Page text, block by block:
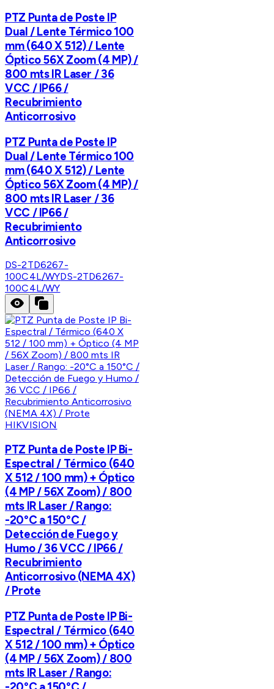
PTZ Punta de Poste IP
Dual / Lente Térmico 100
mm (640 X 512) / Lente
Óptico 56X Zoom (4 MP) /
800 mts IR Laser / 36
VCC / IP66 /
Recubrimiento
Anticorrosivo
PTZ Punta de Poste IP
Dual / Lente Térmico 100
mm (640 X 512) / Lente
Óptico 56X Zoom (4 MP) /
800 mts IR Laser / 36
VCC / IP66 /
Recubrimiento
Anticorrosivo
DS-2TD6267-
100C4L/WYDS-2TD6267-
100C4L/WY
HIKVISION
PTZ Punta de Poste IP Bi-
Espectral / Térmico (640
X 512 / 100 mm) + Óptico
(4 MP / 56X Zoom) / 800
mts IR Laser / Rango:
-20°C a 150°C /
Detección de Fuego y
Humo / 36 VCC / IP66 /
Recubrimiento
Anticorrosivo (NEMA 4X)
/ Prote
PTZ Punta de Poste IP Bi-
Espectral / Térmico (640
X 512 / 100 mm) + Óptico
(4 MP / 56X Zoom) / 800
mts IR Laser / Rango: